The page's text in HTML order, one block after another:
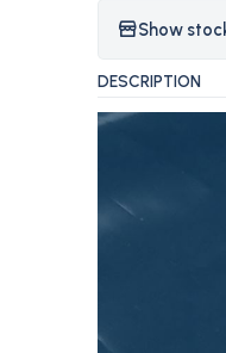
Show
DESCRIPTION